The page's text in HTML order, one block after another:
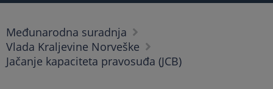
Međunarodna suradnja
Vlada Kraljevine Norveške
Jačanje kapaciteta pravosuđa (JCB)